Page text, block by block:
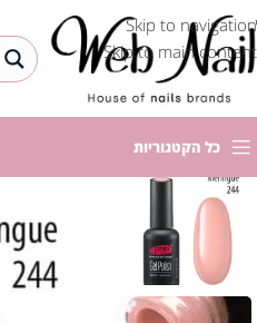
Skip to navigation
Skip to main content
כל הקטגוריות